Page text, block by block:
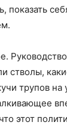
показать
стволы,
трупов на
этот